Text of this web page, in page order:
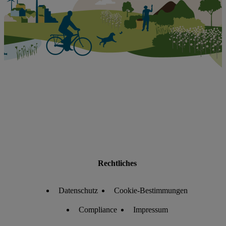
Rechtliches
Datenschutz Cookie-Bestimmungen
Compliance Impressum